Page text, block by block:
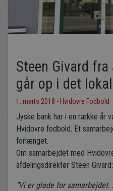
Steen Givard
går op i det
1. marts 2018 - Hvidovre Fodbold
Jyske bank har i en række år
Hvidovre fodbold. Et
forlænget.
Om samarbejdet med
afdelingsdirektør Steen Givard:
”Vi er glade for